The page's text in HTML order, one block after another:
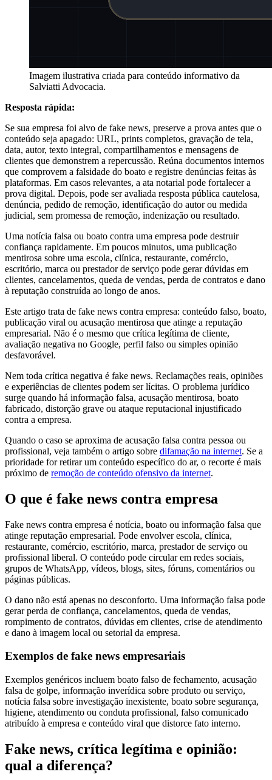
Imagem ilustrativa criada para conteúdo informativo da
Salviatti Advocacia.
Resposta rápida:
Se sua empresa foi alvo de fake news, preserve a prova antes que o
conteúdo seja apagado: URL, prints completos, gravação de tela,
data, autor, texto integral, compartilhamentos e mensagens de
clientes que demonstrem a repercussão. Reúna documentos internos
que comprovem a falsidade do boato e registre denúncias feitas às
plataformas. Em casos relevantes, a ata notarial pode fortalecer a
prova digital. Depois, pode ser avaliada resposta pública cautelosa,
denúncia, pedido de remoção, identificação do autor ou medida
judicial, sem promessa de remoção, indenização ou resultado.
Uma notícia falsa ou boato contra uma empresa pode destruir
confiança rapidamente. Em poucos minutos, uma publicação
mentirosa sobre uma escola, clínica, restaurante, comércio,
escritório, marca ou prestador de serviço pode gerar dúvidas em
clientes, cancelamentos, queda de vendas, perda de contratos e dano
à reputação construída ao longo de anos.
Este artigo trata de fake news contra empresa: conteúdo falso, boato,
publicação viral ou acusação mentirosa que atinge a reputação
empresarial. Não é o mesmo que crítica legítima de cliente,
avaliação negativa no Google, perfil falso ou simples opinião
desfavorável.
Nem toda crítica negativa é fake news. Reclamações reais, opiniões
e experiências de clientes podem ser lícitas. O problema jurídico
surge quando há informação falsa, acusação mentirosa, boato
fabricado, distorção grave ou ataque reputacional injustificado
contra a empresa.
Quando o caso se aproxima de acusação falsa contra pessoa ou
profissional, veja também o artigo sobre difamação na internet. Se a
prioridade for retirar um conteúdo específico do ar, o recorte é mais
próximo de remoção de conteúdo ofensivo da internet.
O que é fake news contra empresa
Fake news contra empresa é notícia, boato ou informação falsa que
atinge reputação empresarial. Pode envolver escola, clínica,
restaurante, comércio, escritório, marca, prestador de serviço ou
profissional liberal. O conteúdo pode circular em redes sociais,
grupos de WhatsApp, vídeos, blogs, sites, fóruns, comentários ou
páginas públicas.
O dano não está apenas no desconforto. Uma informação falsa pode
gerar perda de confiança, cancelamentos, queda de vendas,
rompimento de contratos, dúvidas em clientes, crise de atendimento
e dano à imagem local ou setorial da empresa.
Exemplos de fake news empresariais
Exemplos genéricos incluem boato falso de fechamento, acusação
falsa de golpe, informação inverídica sobre produto ou serviço,
notícia falsa sobre investigação inexistente, boato sobre segurança,
higiene, atendimento ou conduta profissional, falso comunicado
atribuído à empresa e conteúdo viral que distorce fato interno.
Fake news, crítica legítima e opinião:
qual a diferença?